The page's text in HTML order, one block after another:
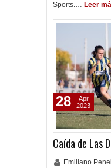
Sports.… Leer
Caída de Las
Emiliano
28
Apr
2023